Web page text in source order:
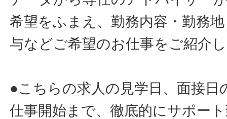
希望をふまえ、勤務内容・勤務
与などご希望のお仕事をご紹介
●こちらの求人の見学日、面接日
仕事開始まで、徹底的にサポー